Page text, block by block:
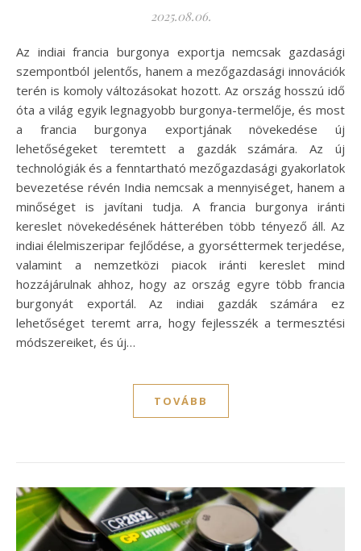
2025.08.06.
Az indiai francia burgonya exportja nemcsak gazdasági
szempontból jelentős, hanem a mezőgazdasági innovációk
terén is komoly változásokat hozott. Az ország hosszú idő
óta a világ egyik legnagyobb burgonya-termelője, és most
a francia burgonya exportjának növekedése új
lehetőségeket teremtett a gazdák számára. Az új
technológiák és a fenntartható mezőgazdasági gyakorlatok
bevezetése révén India nemcsak a mennyiséget, hanem a
minőséget is javítani tudja. A francia burgonya iránti
kereslet növekedésének hátterében több tényező áll. Az
indiai élelmiszeripar fejlődése, a gyorséttermek terjedése,
valamint a nemzetközi piacok iránti kereslet mind
hozzájárulnak ahhoz, hogy az ország egyre több francia
burgonyát exportál. Az indiai gazdák számára ez
lehetőséget teremt arra, hogy fejlesszék a termesztési
módszereiket, és új…
TOVÁBB